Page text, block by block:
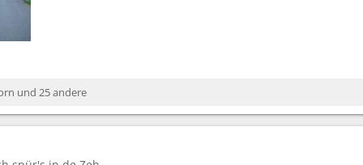
und 25 andere